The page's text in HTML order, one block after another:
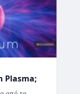
Plasma;